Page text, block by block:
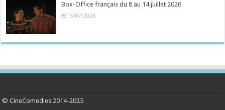
Box-Office français du 8 au 14 juillet 2026
15/07/2026
© CineComedies 2014-2025